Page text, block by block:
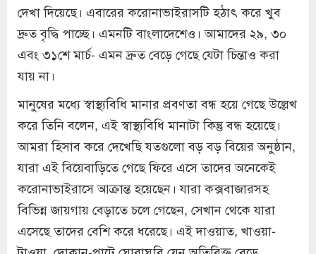
দেখা দিয়েছে। এবারের করোনাভাইরাসটি হঠাৎ করে খুব
দ্রুত বৃদ্ধি পাচ্ছে। এমনটি বাংলাদেশেও। আমাদের ২৯, ৩০
এবং ৩১শে মার্চ- এমন দ্রুত বেড়ে গেছে যেটা চিন্তাও করা
যায় না।
মানুষের মধ্যে স্বাস্থ্যবিধি মানার প্রবণতা বন্ধ হয়ে গেছে উল্লেখ
করে তিনি বলেন, এই স্বাস্থ্যবিধি মানাটা কিন্তু বন্ধ হয়েছে।
আমরা হিসাব করে দেখেছি যতগুলো বড় বড় বিয়ের অনুষ্ঠান,
যারা এই বিয়েবাড়িতে গেছে ফিরে এসে তাদের অনেকেই
করোনাভাইরাসে আক্রান্ত হয়েছেন। যারা কক্সবাজারসহ
বিভিন্ন জায়গায় বেড়াতে চলে গেছেন, সেখান থেকে যারা
এসেছে তাদের বেশি করে ধরেছে। এই দাওয়াত, খাওয়া-